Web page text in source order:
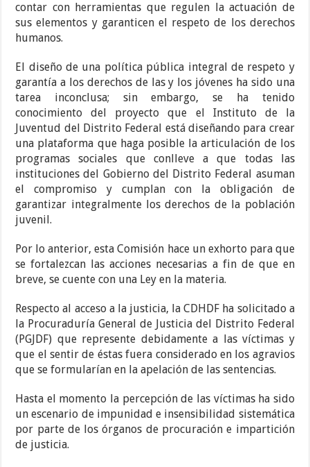
contar con herramientas que regulen la actuación de
sus elementos y garanticen el respeto de los derechos
humanos.
El diseño de una política pública integral de respeto y
garantía a los derechos de las y los jóvenes ha sido una
tarea inconclusa; sin embargo, se ha tenido
conocimiento del proyecto que el Instituto de la
Juventud del Distrito Federal está diseñando para crear
una plataforma que haga posible la articulación de los
programas sociales que conlleve a que todas las
instituciones del Gobierno del Distrito Federal asuman
el compromiso y cumplan con la obligación de
garantizar integralmente los derechos de la población
juvenil.
Por lo anterior, esta Comisión hace un exhorto para que
se fortalezcan las acciones necesarias a fin de que en
breve, se cuente con una Ley en la materia.
Respecto al acceso a la justicia, la CDHDF ha solicitado a
la Procuraduría General de Justicia del Distrito Federal
(PGJDF) que represente debidamente a las víctimas y
que el sentir de éstas fuera considerado en los agravios
que se formularían en la apelación de las sentencias.
Hasta el momento la percepción de las víctimas ha sido
un escenario de impunidad e insensibilidad sistemática
por parte de los órganos de procuración e impartición
de justicia.